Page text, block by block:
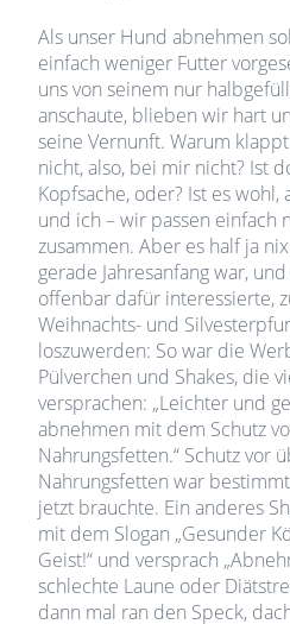
Als unser Hund abnehmen
einfach weniger Futter
uns von seinem nur
anschaute, blieben wir hart
seine Vernunft. Warum
nicht, also, bei mir nicht? Ist
Kopfsache, oder? Ist es wohl,
und ich – wir passen einfach
zusammen. Aber es half ja
gerade Jahresanfang war,
offenbar dafür interessierte,
Weihnachts- und
loszuwerden: So war die
Pülverchen und Shakes, die
versprachen: „Leichter und
abnehmen mit dem Schutz
Nahrungsfetten.“ Schutz vor
Nahrungsfetten war
jetzt brauchte. Ein anderes
mit dem Slogan „Gesunder
Geist!“ und versprach
schlechte Laune oder
dann mal ran den Speck,